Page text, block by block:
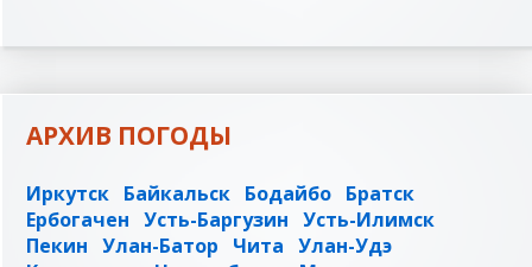
АРХИВ ПОГОДЫ
Иркутск Байкальск Бодайбо Братск
Ербогачен Усть-Баргузин Усть-Илимск
Пекин Улан-Батор Чита Улан-Удэ